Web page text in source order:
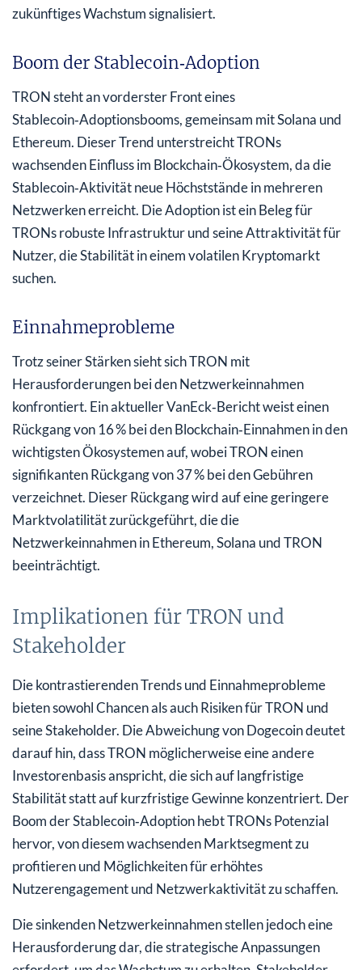
zukünftiges Wachstum signalisiert.
Boom der Stablecoin‑Adoption
TRON steht an vorderster Front eines
Stablecoin‑Adoptionsbooms, gemeinsam mit Solana und
Ethereum. Dieser Trend unterstreicht TRONs
wachsenden Einfluss im Blockchain‑Ökosystem, da die
Stablecoin‑Aktivität neue Höchststände in mehreren
Netzwerken erreicht. Die Adoption ist ein Beleg für
TRONs robuste Infrastruktur und seine Attraktivität für
Nutzer, die Stabilität in einem volatilen Kryptomarkt
suchen.
Einnahmeprobleme
Trotz seiner Stärken sieht sich TRON mit
Herausforderungen bei den Netzwerkeinnahmen
konfrontiert. Ein aktueller VanEck‑Bericht weist einen
Rückgang von 16 % bei den Blockchain‑Einnahmen in den
wichtigsten Ökosystemen auf, wobei TRON einen
signifikanten Rückgang von 37 % bei den Gebühren
verzeichnet. Dieser Rückgang wird auf eine geringere
Marktvolatilität zurückgeführt, die die
Netzwerkeinnahmen in Ethereum, Solana und TRON
beeinträchtigt.
Implikationen für TRON und
Stakeholder
Die kontrastierenden Trends und Einnahmeprobleme
bieten sowohl Chancen als auch Risiken für TRON und
seine Stakeholder. Die Abweichung von Dogecoin deutet
darauf hin, dass TRON möglicherweise eine andere
Investorenbasis anspricht, die sich auf langfristige
Stabilität statt auf kurzfristige Gewinne konzentriert. Der
Boom der Stablecoin‑Adoption hebt TRONs Potenzial
hervor, von diesem wachsenden Marktsegment zu
profitieren und Möglichkeiten für erhöhtes
Nutzerengagement und Netzwerkaktivität zu schaffen.
Die sinkenden Netzwerkeinnahmen stellen jedoch eine
Herausforderung dar, die strategische Anpassungen